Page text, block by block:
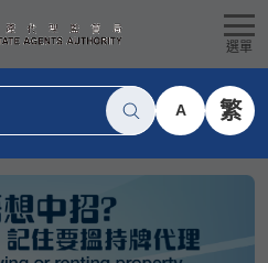
選單
A 繁